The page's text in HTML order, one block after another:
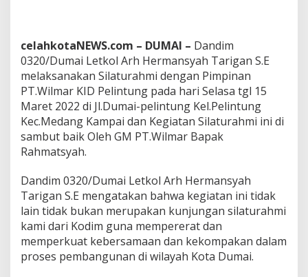
D
U
M
A
I
L
A
K
S
A
K
A
N
S
I
L
celahkotaNEWS.com – DUMAI – Dandim
0320/Dumai Letkol Arh Hermansyah Tarigan S.E
melaksanakan Silaturahmi dengan Pimpinan
PT.Wilmar KID Pelintung pada hari Selasa tgl 15
Maret 2022 di Jl.Dumai-pelintung Kel.Pelintung
Kec.Medang Kampai dan Kegiatan Silaturahmi ini di
sambut baik Oleh GM PT.Wilmar Bapak
Rahmatsyah.
Dandim 0320/Dumai Letkol Arh Hermansyah
Tarigan S.E mengatakan bahwa kegiatan ini tidak
lain tidak bukan merupakan kunjungan silaturahmi
kami dari Kodim guna mempererat dan
memperkuat kebersamaan dan kekompakan dalam
proses pembangunan di wilayah Kota Dumai.